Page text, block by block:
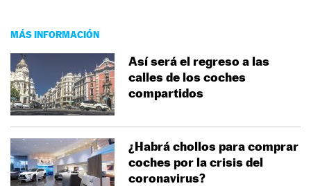
MÁS INFORMACIÓN
Así será el regreso a las
calles de los coches
compartidos
¿Habrá chollos para comprar
coches por la crisis del
coronavirus?